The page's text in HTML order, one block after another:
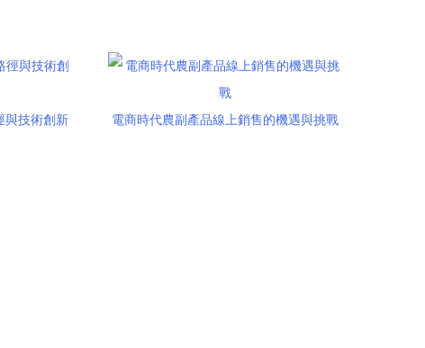
與技術創新 電商時代農副產品線上銷售的機遇與挑戰